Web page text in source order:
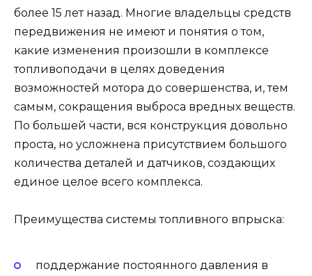
более 15 лет назад. Многие владельцы средств
передвижения не имеют и понятия о том,
какие изменения произошли в комплексе
топливоподачи в целях доведения
возможностей мотора до совершенства, и, тем
самым, сокращения выброса вредных веществ.
По большей части, вся конструкция довольно
проста, но усложнена присутствием большого
количества деталей и датчиков, создающих
единое целое всего комплекса.
Преимущества системы топливного впрыска:
поддержание постоянного давления в